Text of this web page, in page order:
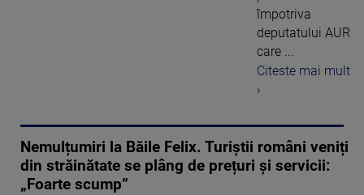
împotriva
deputatului AUR
care ...
Citeste mai mult
›
Nemulțumiri la Băile Felix. Turiștii români veniți
din străinătate se plâng de prețuri și servicii:
„Foarte scump”